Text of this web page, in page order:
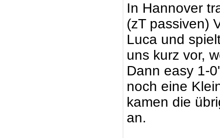
In Hannover
(zT passiven)
Luca und
uns kurz vor,
Dann easy 1-
noch eine
kamen die
an.